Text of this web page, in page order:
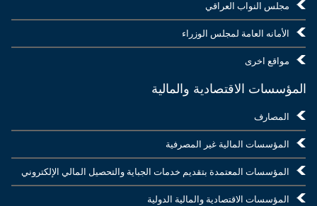
مجلس النواب العراقي
الأمانه العامة لمجلس الوزراء
مواقع اخرى
المؤسسات الاقتصادية والمالية
المصارف
المؤسسات المالية غير المصرفية
المؤسسات المعتمدة بتقديم خدمات الجباية والتحصيل المالي الإلكتروني
المؤسسات الاقتصادية والمالية الدولية